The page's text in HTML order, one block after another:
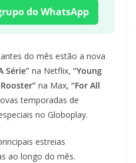
do WhatsApp
do mês estão a nova
Série” na Netflix, “Young
na Max, “For All
temporadas de
no Globoplay.
estreias
ao longo do mês.